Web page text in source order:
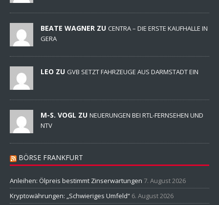
BEATE WAGNER ZU CENTRA – DIE ERSTE KAUFHALLE IN
GERA
LEO ZU GVB SETZT FAHRZEUGE AUS DARMSTADT EIN
M-S. VOGL ZU NEUERUNGEN BEI RTL-FERNSEHEN UND
NTV
BÖRSE FRANKFURT
Anleihen: Ölpreis bestimmt Zinserwartungen 7. August 2026
Kryptowährungen: „Schwieriges Umfeld“ 6. August 2026